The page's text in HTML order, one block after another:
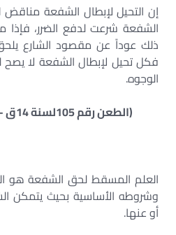
إن التحيل لإبطال الشفعة
الشفعة شرعت لدفع الضرر، فإذا
ذلك عوداً عن مقصود الشارع
فكل تحيل لإبطال الشفعة لا
الوجوه.
(الطعن رقم 105لسنة 14ق – جلسة 17/5/1945)
العلم المسقط لحق الشفعة هو
وشروطه الأساسية بحيث يتمكن
أو عنها.